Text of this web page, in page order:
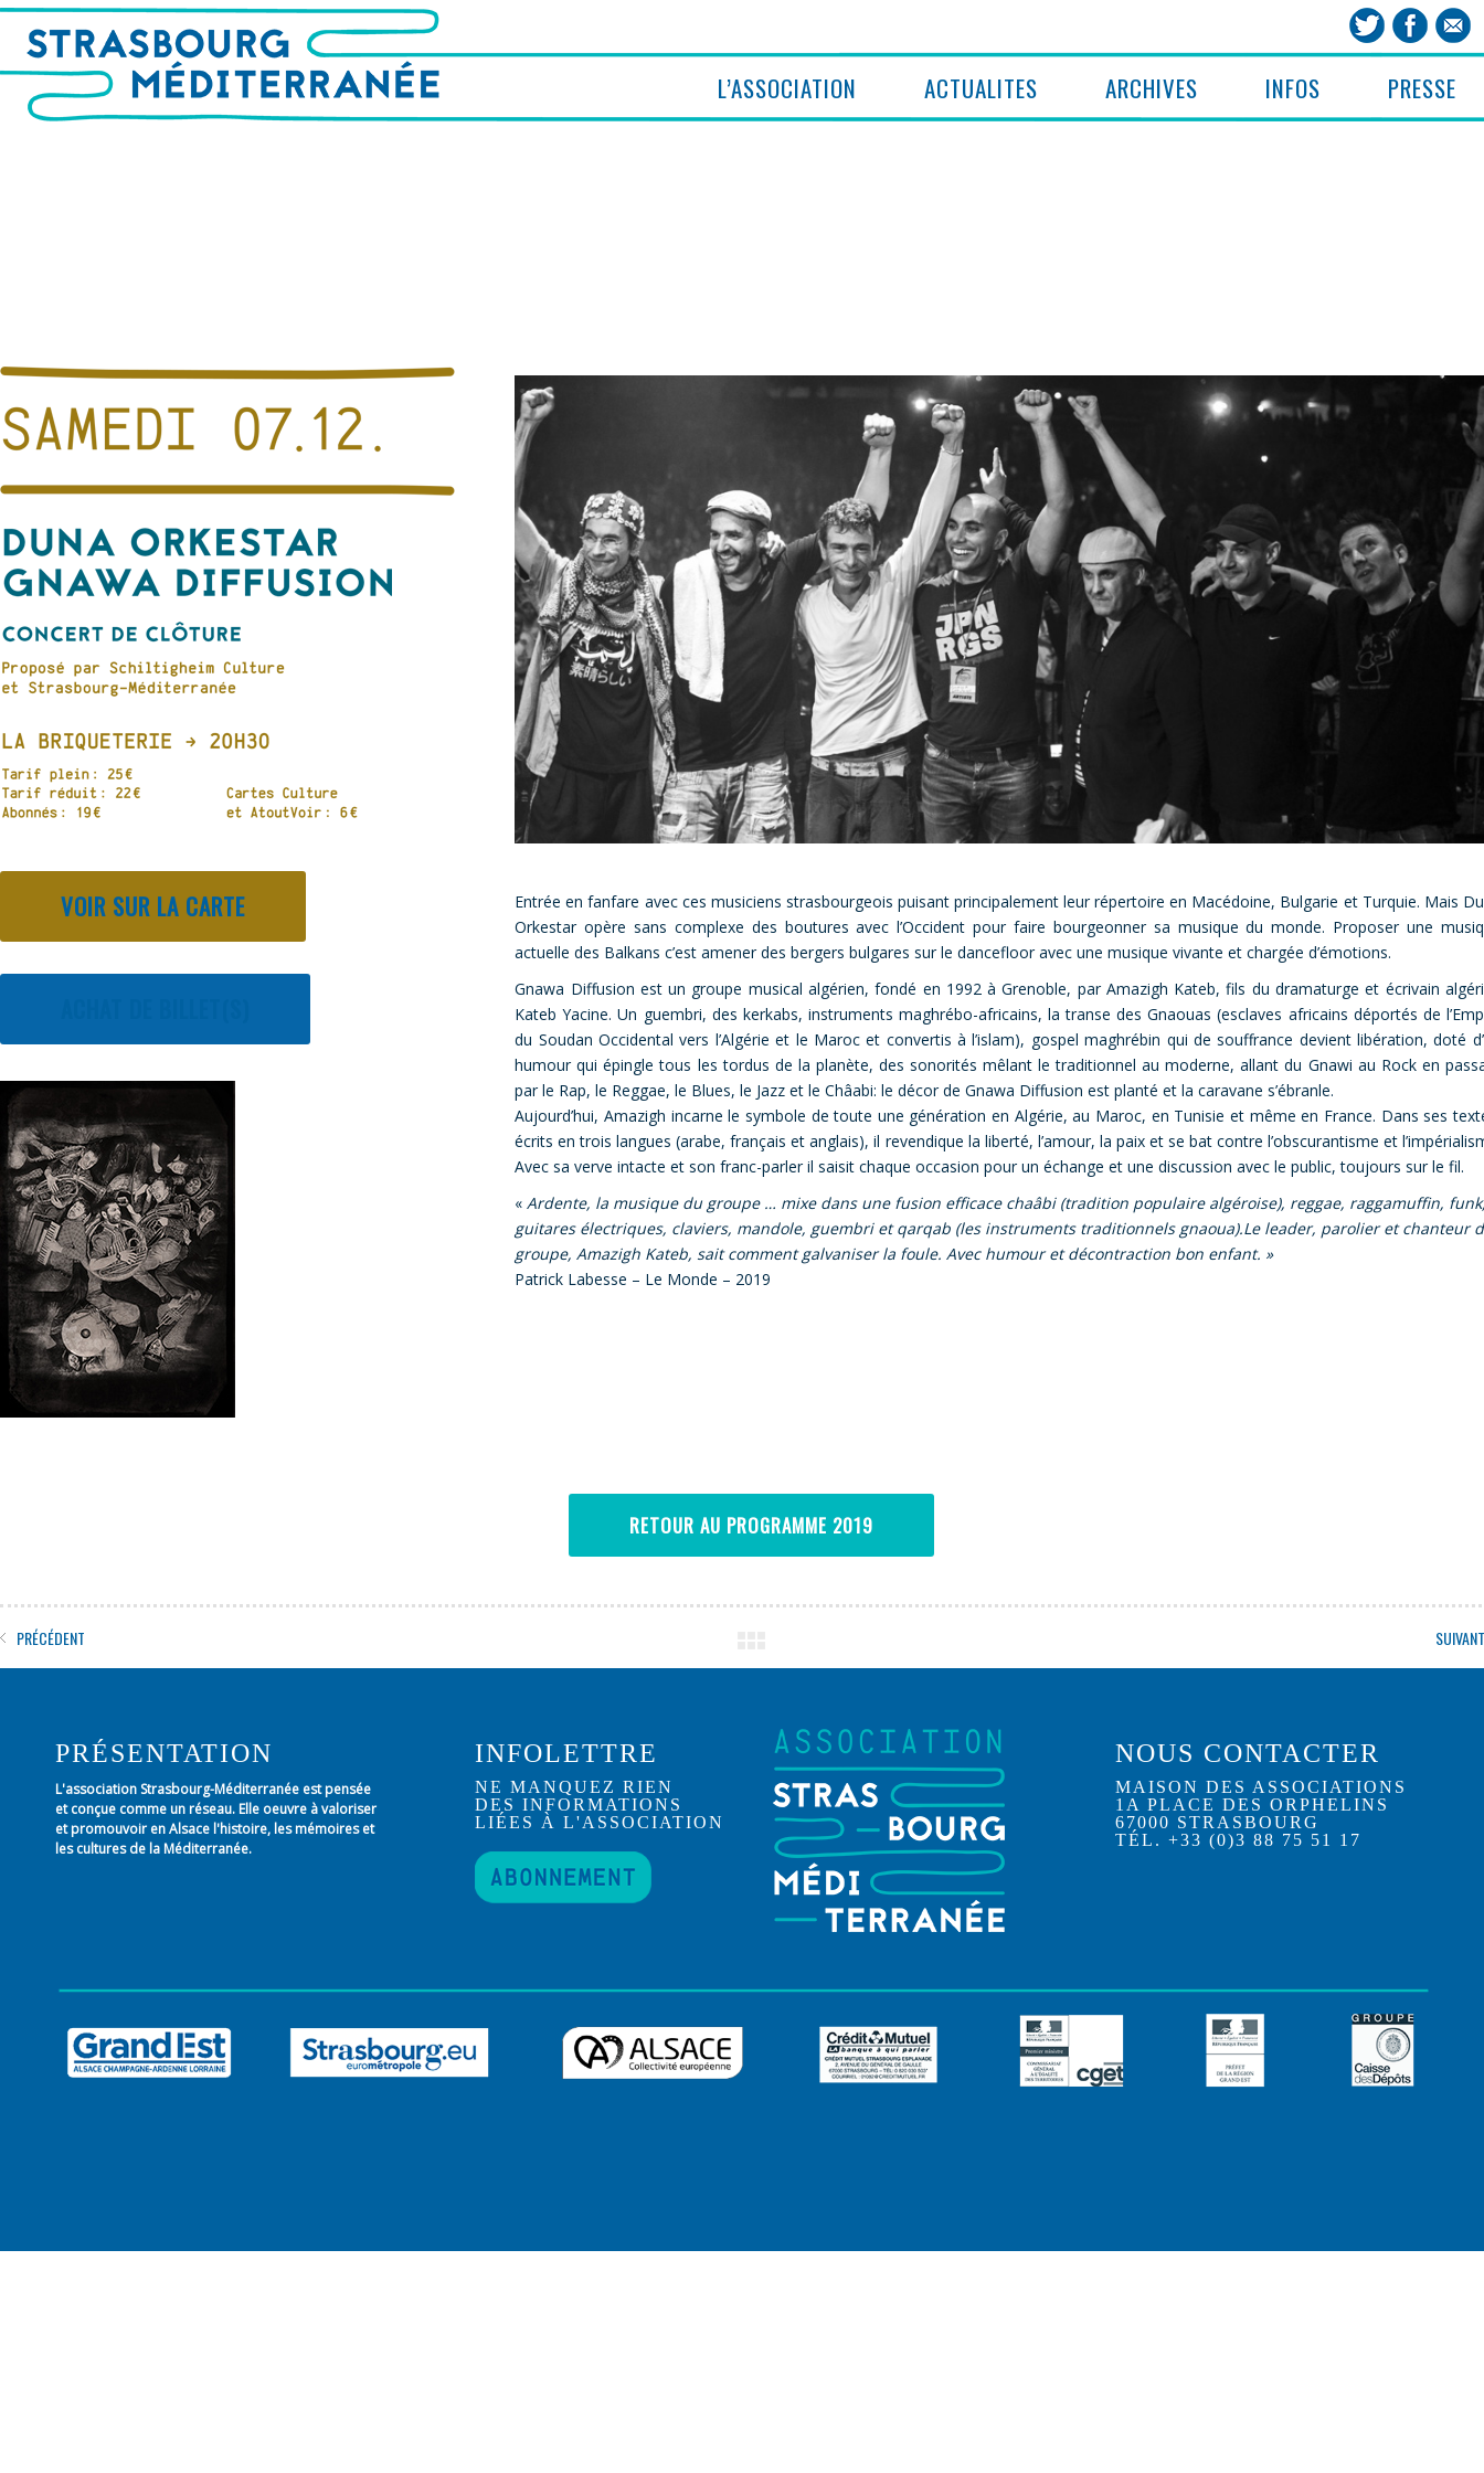
L’ASSOCIATION ACTUALITES ARCHIVES INFOS PRESSE
VOIR SUR LA CARTE
Entrée en fanfare avec ces musiciens strasbourgeois puisant principalement leur répertoire en Macédoine, Bulgarie et Turquie. Mais
Orkestar opère sans complexe des boutures avec l’Occident pour faire bourgeonner sa musique du monde. Proposer une
actuelle des Balkans c’est amener des bergers bulgares sur le dancefloor avec une musique vivante et chargée d’émotions.
Gnawa Diffusion est un groupe musical algérien, fondé en 1992 à Grenoble, par Amazigh Kateb, fils du dramaturge et écrivain
Kateb Yacine. Un guembri, des kerkabs, instruments maghrébo-africains, la transe des Gnaouas (esclaves africains déportés de
du Soudan Occidental vers l’Algérie et le Maroc et convertis à l’islam), gospel maghrébin qui de souffrance devient libération, doté
humour qui épingle tous les tordus de la planète, des sonorités mêlant le traditionnel au moderne, allant du Gnawi au Rock en
par le Rap, le Reggae, le Blues, le Jazz et le Châabi: le décor de Gnawa Diffusion est planté et la caravane s’ébranle.
Aujourd’hui, Amazigh incarne le symbole de toute une génération en Algérie, au Maroc, en Tunisie et même en France. Dans ses
écrits en trois langues (arabe, français et anglais), il revendique la liberté, l’amour, la paix et se bat contre l’obscurantisme et
Avec sa verve intacte et son franc-parler il saisit chaque occasion pour un échange et une discussion avec le public, toujours sur le fil.
«Ardente, la musique du groupe … mixe dans une fusion efficace chaâbi (tradition populaire algéroise), reggae, raggamuffin,
guitares électriques, claviers, mandole, guembri et qarqab (les instruments traditionnels gnaoua).Le leader, parolier et chanteur
groupe, Amazigh Kateb, sait comment galvaniser la foule. Avec humour et décontraction bon enfant. »
Patrick Labesse – Le Monde – 2019
RETOUR AU PROGRAMME 2019
PRÉCÉDENT SUIVANT
PRÉSENTATION
L'association Strasbourg-Méditerranée est pensée
et conçue comme un réseau. Elle oeuvre à valoriser
et promouvoir en Alsace l'histoire, les mémoires et
les cultures de la Méditerranée.
INFOLETTRE
NE MANQUEZ RIEN
DES INFORMATIONS
LIÉES À L'ASSOCIATION
NOUS CONTACTER
MAISON DES ASSOCIATIONS
1A PLACE DES ORPHELINS
67000 STRASBOURG
TÉL. +33 (0)3 88 75 51 17